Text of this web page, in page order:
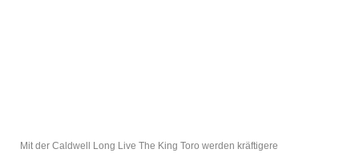
Mit der Caldwell Long Live The King Toro werden kräftigere